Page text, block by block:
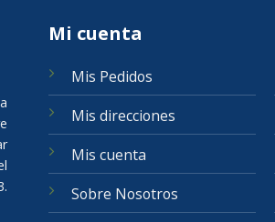
Mi cuenta
Mis Pedidos
Mis direcciones
Mis cuenta
Sobre Nosotros